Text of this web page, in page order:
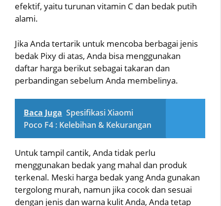
efektif, yaitu turunan vitamin C dan bedak putih
alami.
Jika Anda tertarik untuk mencoba berbagai jenis
bedak Pixy di atas, Anda bisa menggunakan
daftar harga berikut sebagai takaran dan
perbandingan sebelum Anda membelinya.
Baca Juga Spesifikasi Xiaomi
Poco F4 : Kelebihan & Kekurangan
Untuk tampil cantik, Anda tidak perlu
menggunakan bedak yang mahal dan produk
terkenal. Meski harga bedak yang Anda gunakan
tergolong murah, namun jika cocok dan sesuai
dengan jenis dan warna kulit Anda, Anda tetap